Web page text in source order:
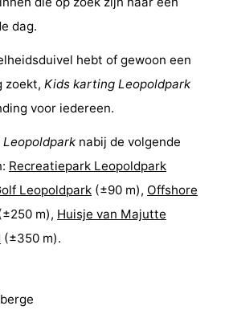
dag.
hebt of gewoon een
zoekt, Kids karting Leopoldpark
voor iedereen.
nabij de volgende
Recreatiepark Leopoldpark
Leopoldpark (±90 m), Offshore
m), Huisje van Majutte
(±350 m).